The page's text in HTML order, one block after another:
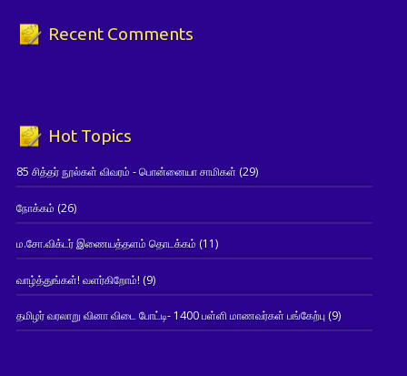
Recent Comments
Hot Topics
85 சித்தர் நூல்கள் விவரம் - பொன்னையா சாமிகள் (29)
நோக்கம் (26)
ம.சோ.விக்டர் இணையத்தளம் தொடக்கம் (11)
வாழ்த்துங்கள்! வளர்கிறோம்! (9)
தமிழர் வரலாறு வினா விடை போட்டி- 1400 பள்ளி மாணவர்கள் பங்கேற்பு(9)